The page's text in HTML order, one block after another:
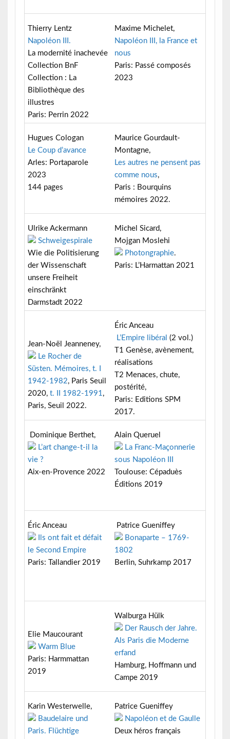
Thierry Lentz
Napoléon III.
La modernité inachevée
Collection BnF
Collection : La
Bibliothèque des
illustres
Paris: Perrin 2022
Maxime Michelet,
Napoléon III, la France et
nous
Paris: Passé composés
2023
Hugues Cologan
Le Coup d’avance
Arles: Portaparole
2023
144 pages
Maurice Gourdault-
Montagne,
Les autres ne pensent pas
comme nous,
Paris : Bourquins
mémoires 2022.
Ulrike Ackermann
Schweigespirale
Wie die Politisierung
der Wissenschaft
unsere Freiheit
einschränkt
Darmstadt 2022
Michel Sicard,
Mojgan Moslehi
Photongraphie.
Paris: L’Harmattan 2021
Jean-Noël Jeanneney,
Le Rocher de
Süsten. Mémoires, t. I
1942-1982, Paris Seuil
2020, t. II 1982-1991 ,
Paris, Seuil 2022.
Éric Anceau
L’Empire libéral (2 vol.)
T1 Genèse, avènement,
réalisations
T2 Menaces, chute,
postérité,
Paris: Editions SPM
2017.
Dominique Berthet,
L’art change-t-il la
vie ?
Aix-en-Provence 2022
Alain Queruel
La Franc-Maçonnerie
sous Napoléon III
Toulouse: Cépaduès
Éditions 2019
Éric Anceau
Ils ont fait et défait
le Second Empire
Paris: Tallandier 2019
Patrice Gueniffey
Bonaparte – 1769-
1802
Berlin, Suhrkamp 2017
Elie Maucourant
Warm Blue
Paris: Harmmattan
2019
Walburga Hülk
Der Rausch der Jahre.
Als Paris die Moderne
erfand
Hamburg, Hoffmann und
Campe 2019
Karin Westerwelle,
Baudelaire und
Paris. Flüchtige
Patrice Gueniffey
Napoléon et de Gaulle
Deux héros français